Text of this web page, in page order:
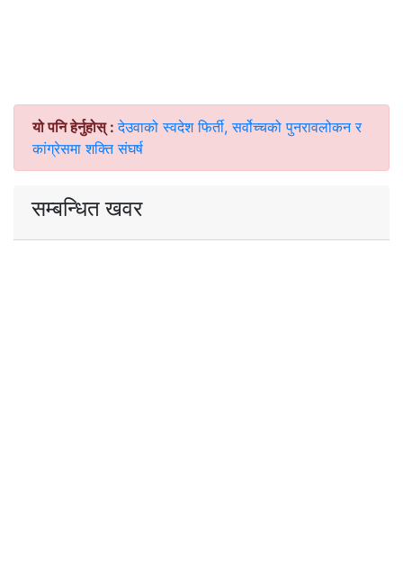
यो पनि हेर्नुहोस् :देउवाको स्वदेश फिर्ती, सर्वोच्चको पुनरावलोकन र
कांग्रेसमा शक्ति संघर्ष
सम्बन्धित खवर